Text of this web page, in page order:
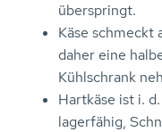
überspringt.
Käse
daher eine
Kühlschrank
Hartkäse ist i.
lagerfähig,